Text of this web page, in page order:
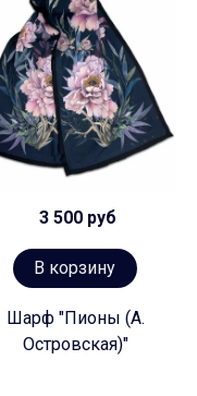
3 500 руб
В корзину
Шарф "Пионы (А.
Островская)"